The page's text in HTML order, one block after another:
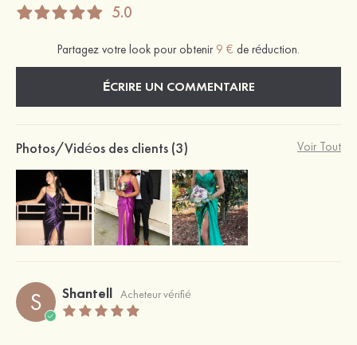
5.0
Partagez votre look pour obtenir 9 € de réduction.
ÉCRIRE UN COMMENTAIRE
Photos/Vidéos des clients (3) Voir Tout
S Shantell Acheteur vérifié